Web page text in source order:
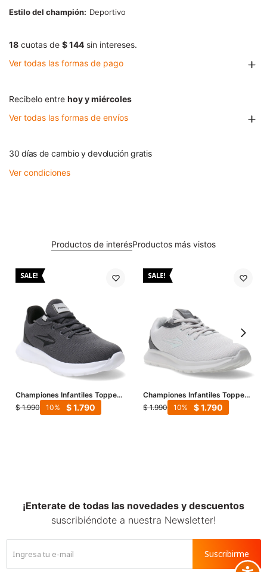
Estilo del champión
Deportivo
18 cuotas de $ 144 sin intereses.
Ver todas las formas de pago
Recibelo entre hoy y miércoles
Ver todas las formas de envíos
30 días de cambio y devolución gratis
Ver condiciones
Productos de interésProductos más vistos
Championes Infantiles Topper
Llambi II - Gris - Negro
$ 1.990 $1.790
10
Championes Infantiles Topper
Lambi - Gris
$ 1.990 $1.790
10
¡Enterate de todas las novedades y descuentos
suscribiéndote a nuestra Newsletter!
Suscribirme